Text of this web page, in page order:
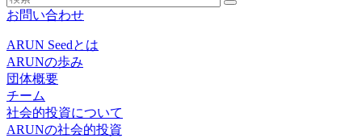
お問い合わせ
ARUN Seedとは
ARUNの歩み
団体概要
チーム
社会的投資について
ARUNの社会的投資